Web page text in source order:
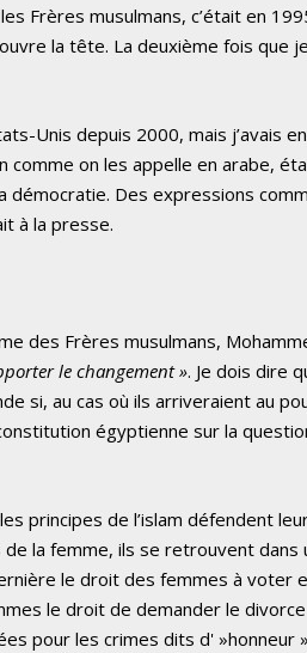
Frères musulmans, c’était en
la tête. La deuxième fois que
Unis depuis 2000, mais j’avais
comme on les appelle en arabe,
Des expressions
à la presse.
des Frères musulmans,
le changement ». Je dois dire
si, au cas où ils arriveraient au
égyptienne sur la
principes de l’islam défendent
la femme, ils se retrouvent dans
le droit des femmes à voter
le droit de demander le
pour les crimes dits d' »honneur